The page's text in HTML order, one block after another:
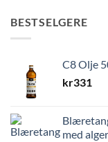
BESTSELGERE
C8 Olje
kr331
med